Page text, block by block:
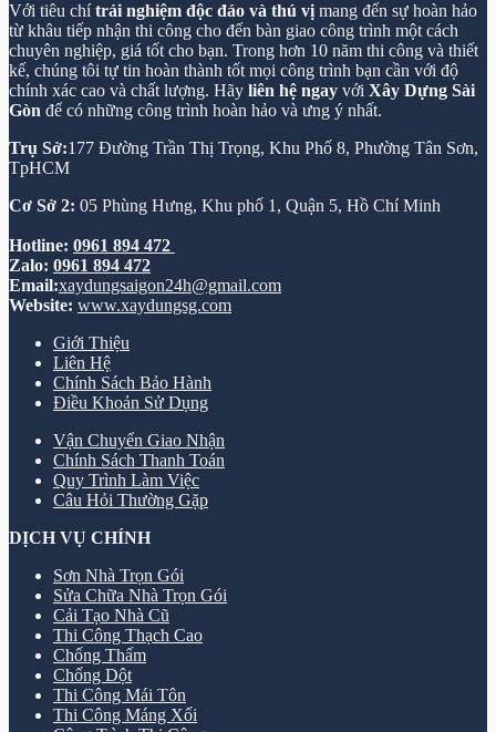
Với tiêu chítrải nghiệm độc đáo và thú vị mang đến sự hoàn hảo
từ khâu tiếp nhận thi công cho đến bàn giao công trình một cách
chuyên nghiệp, giá tốt cho bạn. Trong hơn 10 năm thi công và thiết
kế, chúng tôi tự tin hoàn thành tốt mọi công trình bạn cần với độ
chính xác cao và chất lượng. Hãy liên hệ ngay với Xây Dựng Sài
Gòn để có những công trình hoàn hảo và ưng ý nhất.
Trụ Sở:177 Đường Trần Thị Trọng, Khu Phố 8, Phường Tân Sơn,
TpHCM
Cơ Sở 2: 05 Phùng Hưng, Khu phố 1, Quận 5, Hồ Chí Minh
Hotline: 0961 894 472
Zalo: 0961 894 472
Email:xaydungsaigon24h@gmail.com
Website: www.xaydungsg.com
Giới Thiệu
Liên Hệ
Chính Sách Bảo Hành
Điều Khoản Sử Dụng
Vận Chuyển Giao Nhận
Chính Sách Thanh Toán
Quy Trình Làm Việc
Câu Hỏi Thường Gặp
DỊCH VỤ CHÍNH
Sơn Nhà Trọn Gói
Sửa Chữa Nhà Trọn Gói
Cải Tạo Nhà Cũ
Thi Công Thạch Cao
Chống Thấm
Chống Dột
Thi Công Mái Tôn
Thi Công Máng Xối